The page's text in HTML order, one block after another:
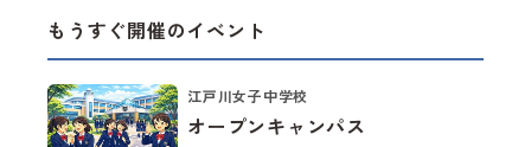
もうすぐ開催のイベント
オープンキャンパス
江戸川女子中学校